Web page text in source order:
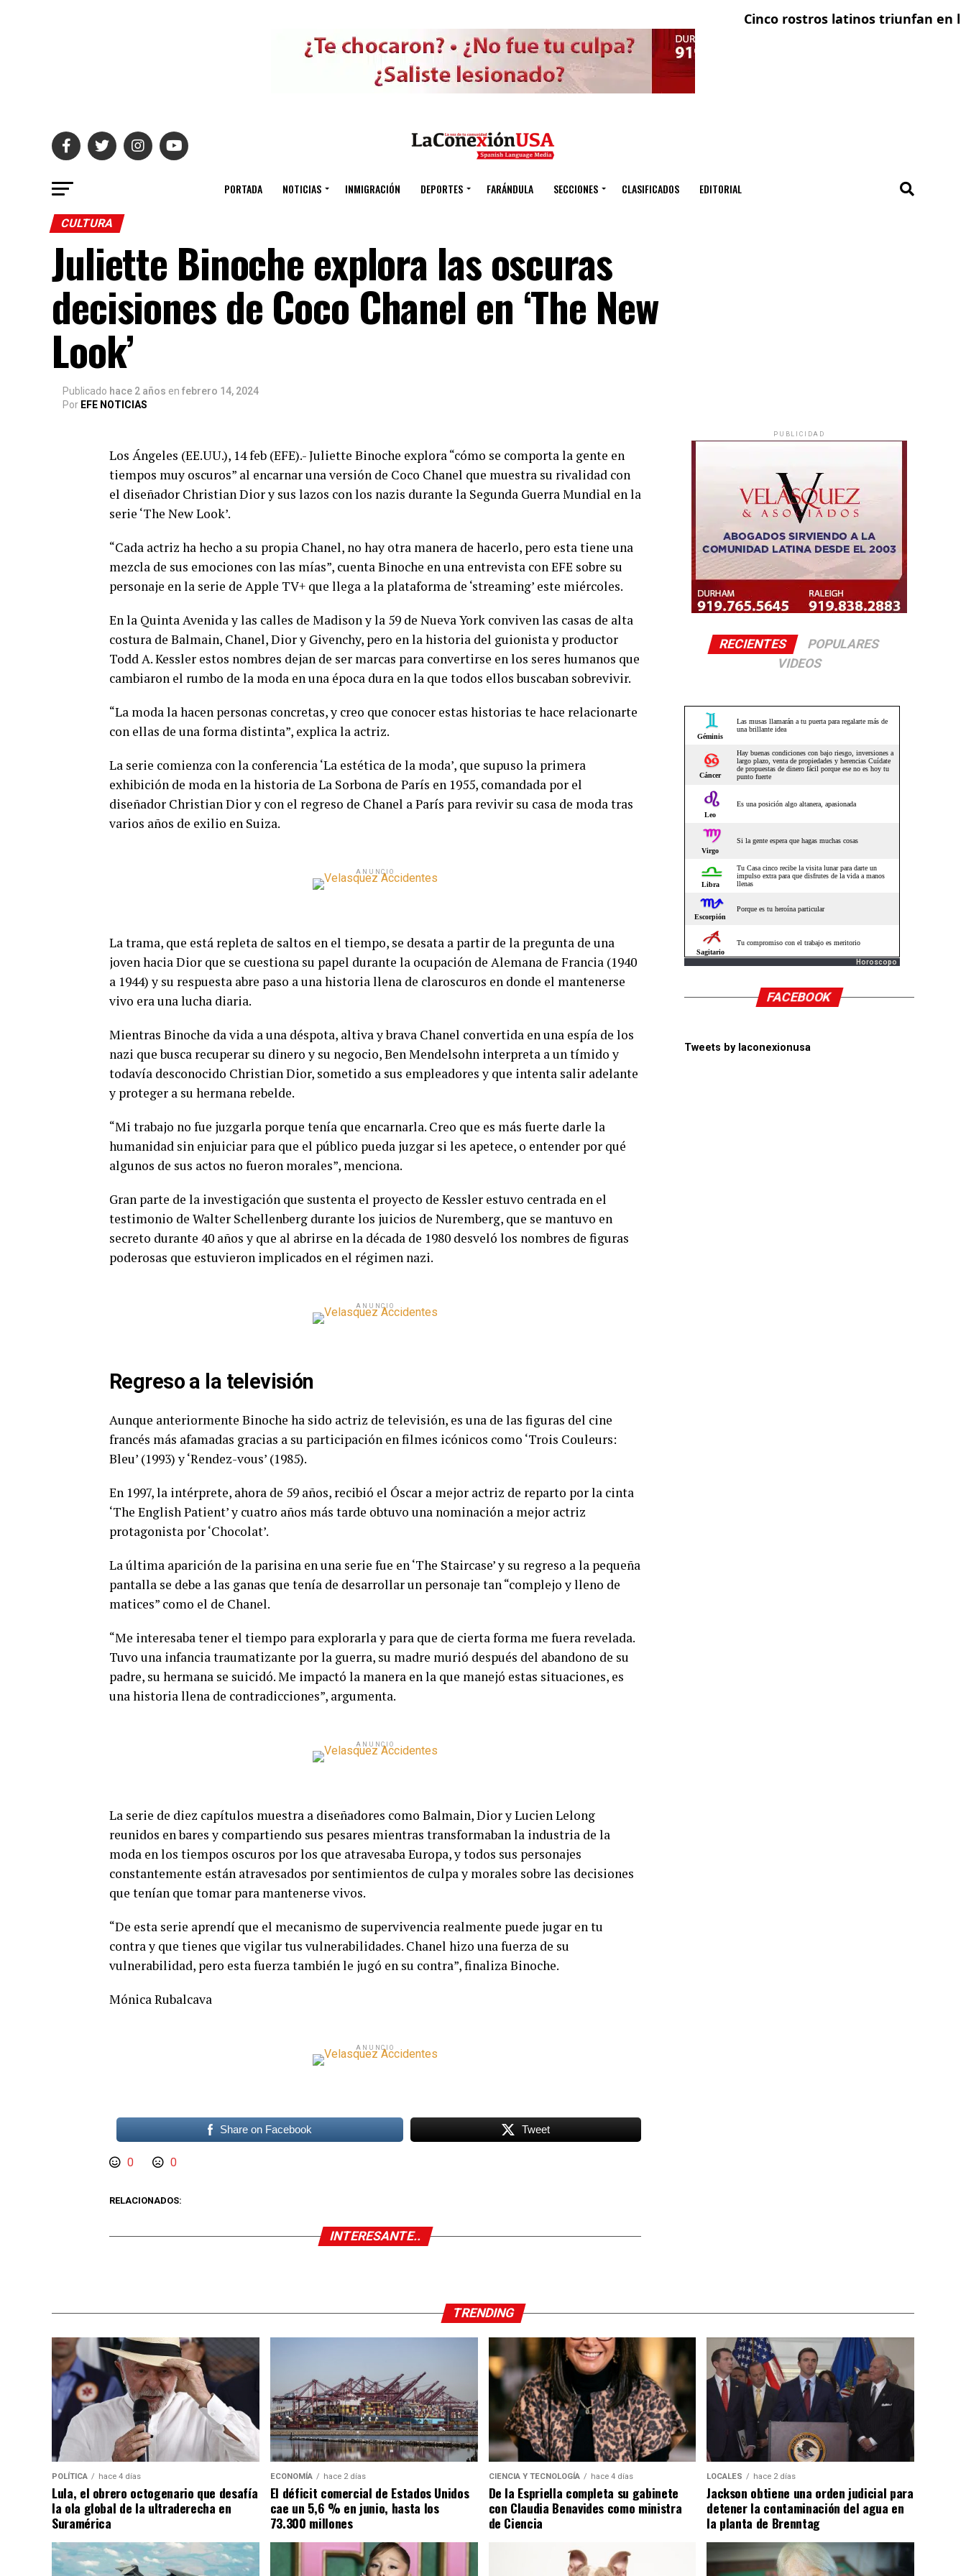
Cinco rostros latinos triunfan en laEl
PORTADA NOTICIAS INMIGRACIÓN DEPORTES FARÁNDULA SECCIONES CLASIFICADOS EDITORIAL
CULTURA
Juliette Binoche explora las oscuras
decisiones de Coco Chanel en ‘The New
Look’
Publicado hace 2 años en febrero 14, 2024
Por EFE NOTICIAS
Los Ángeles (EE.UU.), 14 feb (EFE).- Juliette Binoche explora “cómo se comporta la gente en
tiempos muy oscuros” al encarnar una versión de Coco Chanel que muestra su rivalidad con
el diseñador Christian Dior y sus lazos con los nazis durante la Segunda Guerra Mundial en la
serie ‘The New Look’.
“Cada actriz ha hecho a su propia Chanel, no hay otra manera de hacerlo, pero esta tiene una
mezcla de sus emociones con las mías”, cuenta Binoche en una entrevista con EFE sobre su
personaje en la serie de Apple TV+ que llega a la plataforma de ‘streaming’ este miércoles.
En la Quinta Avenida y las calles de Madison y la 59 de Nueva York conviven las casas de alta
costura de Balmain, Chanel, Dior y Givenchy, pero en la historia del guionista y productor
Todd A. Kessler estos nombres dejan de ser marcas para convertirse en los seres humanos que
cambiaron el rumbo de la moda en una época dura en la que todos ellos buscaban sobrevivir.
“La moda la hacen personas concretas, y creo que conocer estas historias te hace relacionarte
con ellas de una forma distinta”, explica la actriz.
La serie comienza con la conferencia ‘La estética de la moda’, que supuso la primera
exhibición de moda en la historia de La Sorbona de París en 1955, comandada por el
diseñador Christian Dior y con el regreso de Chanel a París para revivir su casa de moda tras
varios años de exilio en Suiza.
ANUNCIO
La trama, que está repleta de saltos en el tiempo, se desata a partir de la pregunta de una
joven hacia Dior que se cuestiona su papel durante la ocupación de Alemana de Francia (1940
a 1944) y su respuesta abre paso a una historia llena de claroscuros en donde el mantenerse
vivo era una lucha diaria.
Mientras Binoche da vida a una déspota, altiva y brava Chanel convertida en una espía de los
nazi que busca recuperar su dinero y su negocio, Ben Mendelsohn interpreta a un tímido y
todavía desconocido Christian Dior, sometido a sus empleadores y que intenta salir adelante
y proteger a su hermana rebelde.
“Mi trabajo no fue juzgarla porque tenía que encarnarla. Creo que es más fuerte darle la
humanidad sin enjuiciar para que el público pueda juzgar si les apetece, o entender por qué
algunos de sus actos no fueron morales”, menciona.
Gran parte de la investigación que sustenta el proyecto de Kessler estuvo centrada en el
testimonio de Walter Schellenberg durante los juicios de Nuremberg, que se mantuvo en
secreto durante 40 años y que al abrirse en la década de 1980 desveló los nombres de figuras
poderosas que estuvieron implicados en el régimen nazi.
ANUNCIO
Regreso a la televisión
Aunque anteriormente Binoche ha sido actriz de televisión, es una de las figuras del cine
francés más afamadas gracias a su participación en filmes icónicos como ‘Trois Couleurs:
Bleu’ (1993) y ‘Rendez-vous’ (1985).
En 1997, la intérprete, ahora de 59 años, recibió el Óscar a mejor actriz de reparto por la cinta
‘The English Patient’ y cuatro años más tarde obtuvo una nominación a mejor actriz
protagonista por ‘Chocolat’.
La última aparición de la parisina en una serie fue en ‘The Staircase’ y su regreso a la pequeña
pantalla se debe a las ganas que tenía de desarrollar un personaje tan “complejo y lleno de
matices” como el de Chanel.
“Me interesaba tener el tiempo para explorarla y para que de cierta forma me fuera revelada.
Tuvo una infancia traumatizante por la guerra, su madre murió después del abandono de su
padre, su hermana se suicidó. Me impactó la manera en la que manejó estas situaciones, es
una historia llena de contradicciones”, argumenta.
ANUNCIO
La serie de diez capítulos muestra a diseñadores como Balmain, Dior y Lucien Lelong
reunidos en bares y compartiendo sus pesares mientras transformaban la industria de la
moda en los tiempos oscuros por los que atravesaba Europa, y todos sus personajes
constantemente están atravesados por sentimientos de culpa y morales sobre las decisiones
que tenían que tomar para mantenerse vivos.
“De esta serie aprendí que el mecanismo de supervivencia realmente puede jugar en tu
contra y que tienes que vigilar tus vulnerabilidades. Chanel hizo una fuerza de su
vulnerabilidad, pero esta fuerza también le jugó en su contra”, finaliza Binoche.
Mónica Rubalcava
ANUNCIO
Share on Facebook Tweet
0 0
RELACIONADOS:
INTERESANTE..
PUBLICIDAD
RECIENTES
POPULARES
VIDEOS
Horoscopo
FACEBOOK
Tweets by laconexionusa
TRENDING
POLÍTICA hace 4 días
Lula, el obrero octogenario que desafía
la ola global de la ultraderecha en
Suramérica
ECONOMÍA hace 2 días
El déficit comercial de Estados Unidos
cae un 5,6 % en junio, hasta los
73.300 millones
CIENCIA Y TECNOLOGÍA hace 4 días
De la Espriella completa su gabinete
con Claudia Benavides como ministra
de Ciencia
LOCALES hace 2 días
Jackson obtiene una orden judicial para
detener la contaminación del agua en
la planta de Brenntag